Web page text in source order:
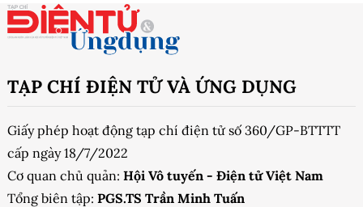
TẠP CHÍ ĐIỆN TỬ VÀ ỨNG DỤNG
Giấy phép hoạt động tạp chí điện tử số 360/GP-BTTTT
cấp ngày 18/7/2022
Cơ quan chủ quản: Hội Vô tuyến - Điện tử Việt Nam
Tổng biên tập: PGS.TS Trần Minh Tuấn